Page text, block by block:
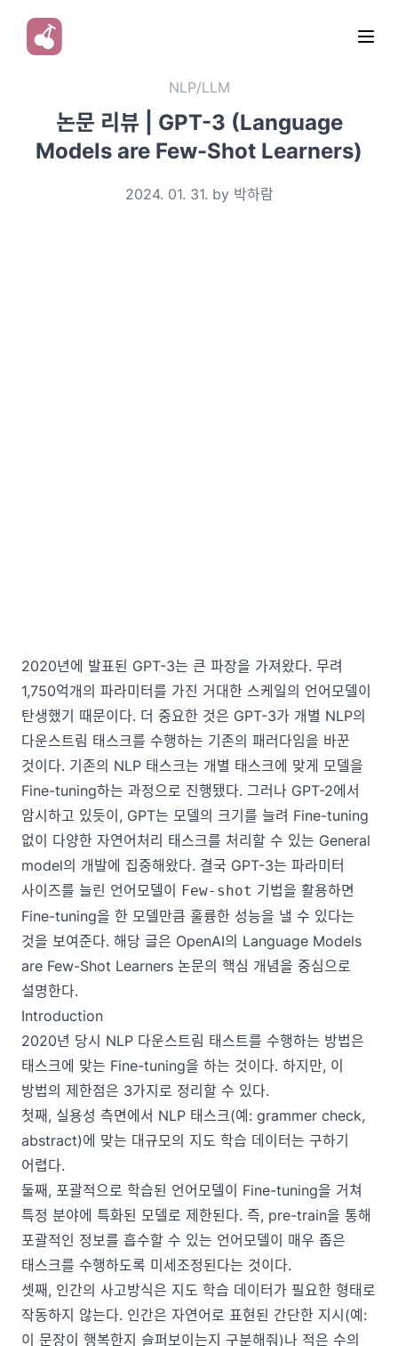
NLP/LLM
논문 리뷰 | GPT-3 (Language
Models are Few-Shot Learners)
2024. 01. 31. by 박하람
2020년에 발표된 GPT-3는 큰 파장을 가져왔다. 무려
1,750억개의 파라미터를 가진 거대한 스케일의 언어모델이
탄생했기 때문이다. 더 중요한 것은 GPT-3가 개별 NLP의
다운스트림 태스크를 수행하는 기존의 패러다임을 바꾼
것이다. 기존의 NLP 태스크는 개별 태스크에 맞게 모델을
Fine-tuning하는 과정으로 진행됐다. 그러나 GPT-2에서
암시하고 있듯이, GPT는 모델의 크기를 늘려 Fine-tuning
없이 다양한 자연어처리 태스크를 처리할 수 있는 General
model의 개발에 집중해왔다. 결국 GPT-3는 파라미터
사이즈를 늘린 언어모델이 Few-shot 기법을 활용하면
Fine-tuning을 한 모델만큼 훌륭한 성능을 낼 수 있다는
것을 보여준다. 해당 글은 OpenAI의 Language Models
are Few-Shot Learners 논문의 핵심 개념을 중심으로
설명한다.
Introduction
2020년 당시 NLP 다운스트림 태스트를 수행하는 방법은
태스크에 맞는 Fine-tuning을 하는 것이다. 하지만, 이
방법의 제한점은 3가지로 정리할 수 있다.
첫째, 실용성 측면에서 NLP 태스크(예: grammer check,
abstract)에 맞는 대규모의 지도 학습 데이터는 구하기
어렵다.
둘째, 포괄적으로 학습된 언어모델이 Fine-tuning을 거쳐
특정 분야에 특화된 모델로 제한된다. 즉, pre-train을 통해
포괄적인 정보를 흡수할 수 있는 언어모델이 매우 좁은
태스크를 수행하도록 미세조정된다는 것이다.
셋째, 인간의 사고방식은 지도 학습 데이터가 필요한 형태로
작동하지 않는다. 인간은 자연어로 표현된 간단한 지시(예:
이 문장이 행복한지 슬퍼보이는지 구분해줘)나 적은 수의